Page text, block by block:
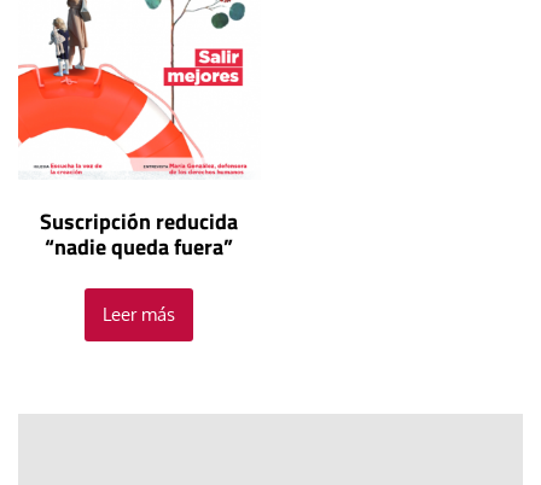
Suscripción reducida
“nadie queda fuera”
Leer más